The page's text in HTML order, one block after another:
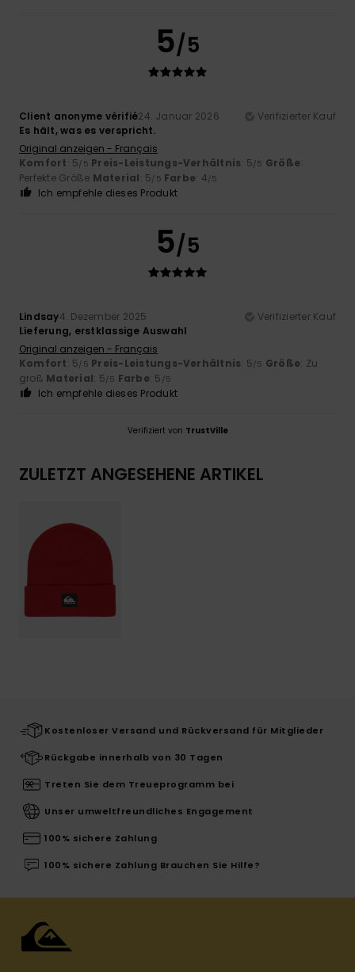
5/5
Client anonyme vérifié24. Januar 2026
Verifizierter Kauf
Es hält, was es verspricht.
Original anzeigen - Français
Komfort: 5/5 Preis-Leistungs-Verhältnis: 5/5 Größe:
Perfekte Größe Material: 5/5 Farbe: 4/5
Ich empfehle dieses Produkt
5/5
Lindsay4. Dezember 2025
Verifizierter Kauf
Lieferung, erstklassige Auswahl
Original anzeigen - Français
Komfort: 5/5 Preis-Leistungs-Verhältnis: 5/5 Größe: Zu
groß Material: 5/5 Farbe: 5 /5
Ich empfehle dieses Produkt
Verifiziert von TrustVille
ZULETZT ANGESEHENE ARTIKEL
Kostenloser Versand und Rückversand für Mitglieder
Rückgabe innerhalb von 30 Tagen
Treten Sie dem Treueprogramm bei
Unser umweltfreundliches Engagement
100% sichere Zahlung
100% sichere Zahlung Brauchen Sie Hilfe?